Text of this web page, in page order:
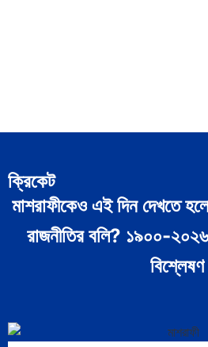
ক্রিকেট
মাশরাফীকেও এই দিন দেখতে
রাজনীতির বলি? ১৯০০-
বিশ্লেষণ